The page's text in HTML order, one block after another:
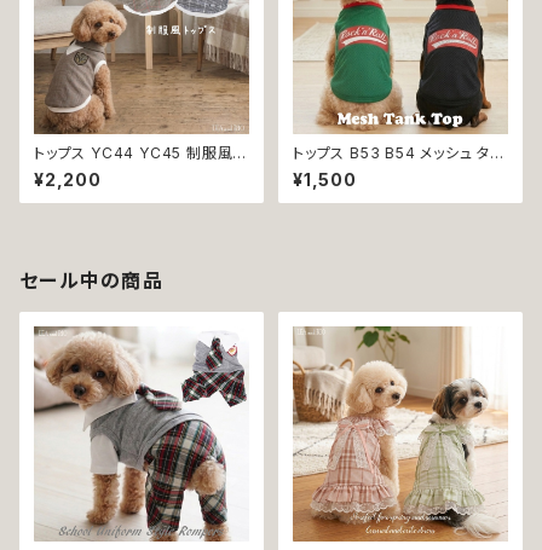
トップス YC44 YC45 制服風
グレー ブラウン コスチューム コ
スプレ 仮装 女の子 男の子 犬
犬服 小型 猫 服 洋服 ペット do
¥2,200
トップス B53 B54 メッシュ タン
ク スリーブレス ノースリーブ 犬
の服 春 夏 ドックウェア カジュ
アル スリーブレス グリーン ブラ
¥1,500
セール中の商品